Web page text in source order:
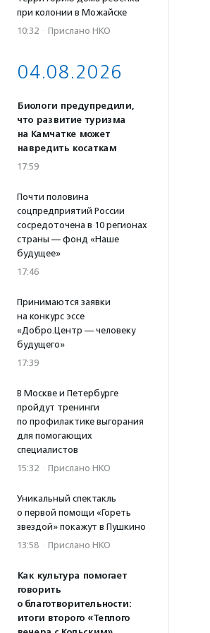
при колонии в Можайске
10:32 · Прислано НКО
04.08.2026
Биологи предупредили,
что развитие туризма
на Камчатке может
навредить косаткам
17:59
Почти половина
соцпредприятий России
сосредоточена в 10 регионах
страны — фонд «Наше
будущее»
17:46
Принимаются заявки
на конкурс эссе
«Добро.Центр — человеку
будущего»
17:39
В Москве и Петербурге
пройдут тренинги
по профилактике выгорания
для помогающих
специалистов
15:32 · Прислано НКО
Уникальный спектакль
о первой помощи «Гореть
звездой» покажут в Пушкино
13:58 · Прислано НКО
Как культура помогает
говорить
о благотворительности:
итоги второго «Теплого